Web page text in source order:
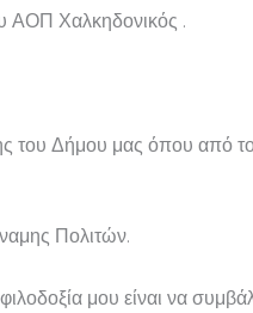
ΑΟΠ Χαλκηδονικός .
του Δήμου μας όπου από
Πολιτών.
μου είναι να